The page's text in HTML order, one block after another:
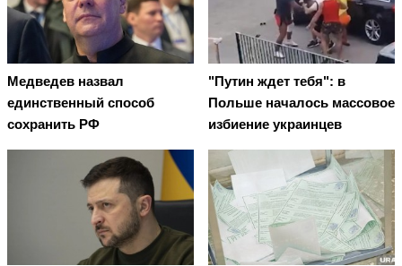
Медведев назвал
единственный способ
сохранить РФ
"Путин ждет тебя": в
Польше началось массовое
избиение украинцев